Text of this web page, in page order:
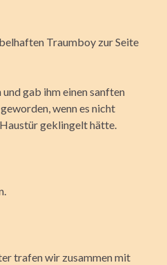
Traumboy zur Seite
gab ihm einen sanften
wenn es nicht
geklingelt hätte.
trafen wir zusammen mit